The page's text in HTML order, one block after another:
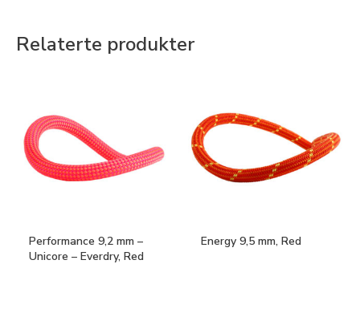
Relaterte produkter
Performance 9,2 mm –
Unicore – Everdry, Red
Energy 9,5 mm, Red